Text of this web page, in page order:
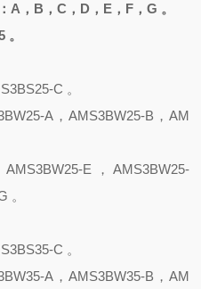
A，B，C，D，E，F，G 。
。
C 。
A，AMS3BW25-B，AM
E，AMS3BW25-
。
C 。
A，AMS3BW35-B，AM